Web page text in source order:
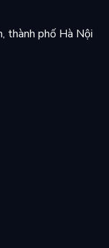
thành phố Hà Nội